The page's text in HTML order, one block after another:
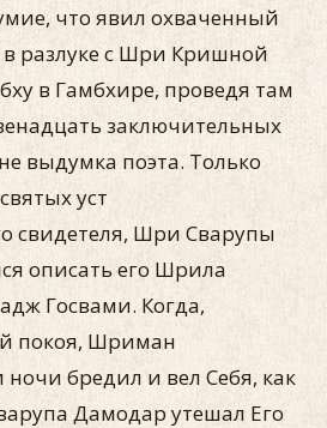
что явил охваченный
разлуке с Шри Кришной
в Гамбхире, проведя там
заключительных
выдумка поэта. Только
уст
свидетеля, Шри Сварупы
описать его Шрила
Госвами. Когда,
покоя, Шриман
бредил и вел Себя, как
Дамодар утешал Его